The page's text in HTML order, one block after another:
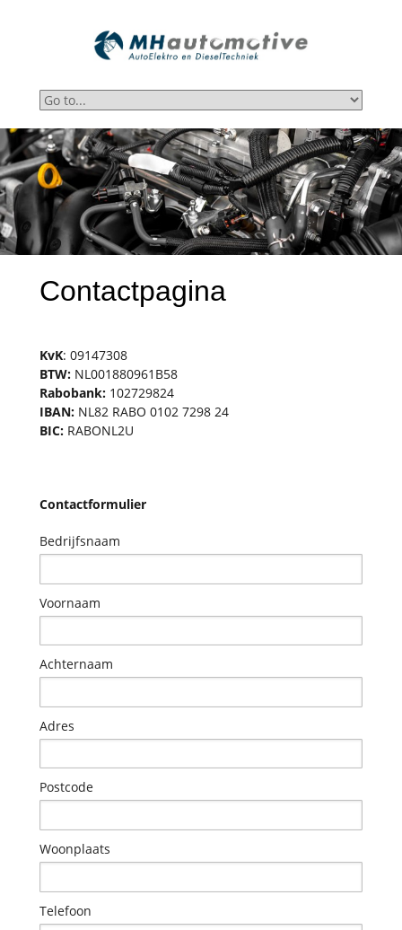
Contactpagina
KvK: 09147308
BTW: NL001880961B58
Rabobank: 102729824
IBAN: NL82 RABO 0102 7298 24
BIC: RABONL2U
Contactformulier
Bedrijfsnaam
Voornaam
Achternaam
Adres
Postcode
Woonplaats
Telefoon